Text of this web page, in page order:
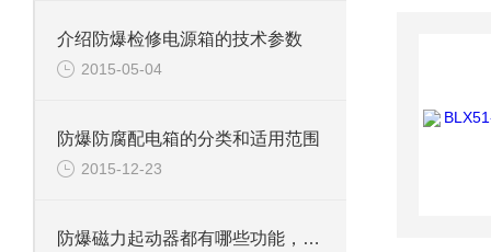
介绍防爆检修电源箱的技术参数
2015-05-04
防爆防腐配电箱的分类和适用范围
2015-12-23
防爆磁力起动器都有哪些功能，看完你就知道了